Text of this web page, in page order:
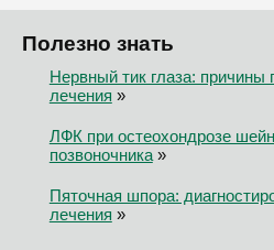
Полезно знать
Нервный тик глаза: причины
лечения »
ЛФК при остеохондрозе
позвоночника»
Пяточная шпора:
лечения »